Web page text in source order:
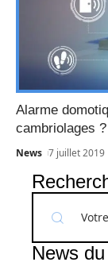
Alarme
cambriolages ?
News 7 juillet 2019
News